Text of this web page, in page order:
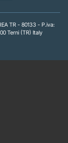
TR - 80133 - P.iva:
Terni (TR) Italy